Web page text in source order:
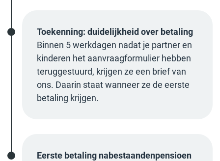
Toekenning: duidelijkheid over betaling
Binnen 5 werkdagen nadat je partner en
kinderen het aanvraagformulier hebben
teruggestuurd, krijgen ze een brief van
ons. Daarin staat wanneer ze de eerste
betaling krijgen.
Eerste betaling nabestaandenpensioen